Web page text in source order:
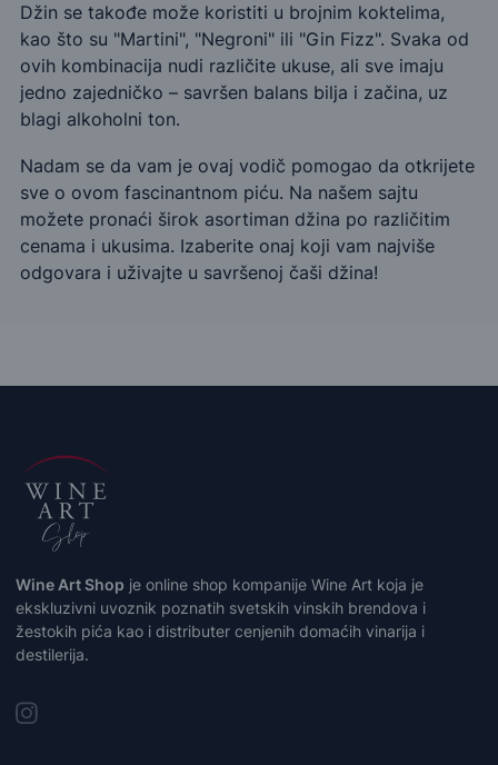
Džin se takođe može koristiti u brojnim koktelima,
kao što su "Martini", "Negroni" ili "Gin Fizz". Svaka od
ovih kombinacija nudi različite ukuse, ali sve imaju
jedno zajedničko – savršen balans bilja i začina, uz
blagi alkoholni ton.
Nadam se da vam je ovaj vodič pomogao da otkrijete
sve o ovom fascinantnom piću. Na našem sajtu
možete pronaći širok asortiman džina po različitim
cenama i ukusima. Izaberite onaj koji vam najviše
odgovara i uživajte u savršenoj čaši džina!
Wine Art Shop je online shop kompanije Wine Art koja je
ekskluzivni uvoznik poznatih svetskih vinskih brendova i
žestokih pića kao i distributer cenjenih domaćih vinarija i
destilerija.